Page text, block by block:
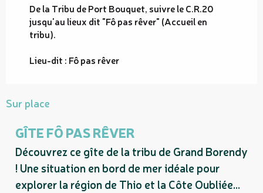
De la Tribu de Port Bouquet, suivre le C.R.20
jusqu'au lieux dit "Fô pas rêver" (Accueil en
tribu).
Lieu-dit : Fô pas rêver
Sur place
GÎTE FÔ PAS RÊVER
Découvrez ce gîte de la tribu de Grand Borendy
! Une situation en bord de mer idéale pour
explorer la région de Thio et la Côte Oubliée...